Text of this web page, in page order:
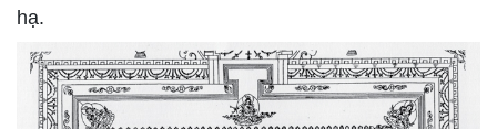
hạ.